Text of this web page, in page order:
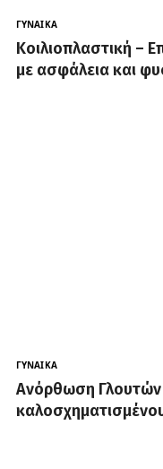
ΓΥΝΑΊΚΑ
Κοιλιοπλαστική –
με ασφάλεια και
ΓΥΝΑΊΚΑ
Ανόρθωση